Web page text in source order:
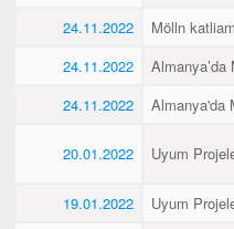
24.11.2022
Mölln
24.11.2022
Almanya’da
24.11.2022
Almanya'da
20.01.2022 Uyum
19.01.2022 Uyum